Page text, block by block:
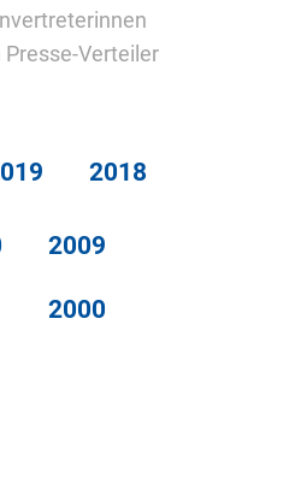
Verteiler
2018
2009
2000